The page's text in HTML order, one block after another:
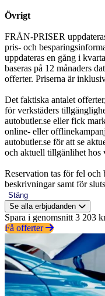
Övrigt
FRÅN-PRISER
pris- och
uppdateras en gång i
baseras på 12 månaders
offerter. Priserna är
Det faktiska antalet
för verkstäders
autobutler.se eller fick
online- eller
autobutler.se för att se
och aktuell tillgänlihet hos
Reservation tas för fel
beskrivningar samt för
Stäng
Se alla erbjudanden
Spara i genomsnitt 3 203
Få offerter